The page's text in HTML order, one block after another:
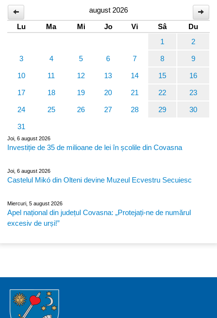
august 2026
Lu
Ma Mi Jo Vi Sâ
Du
1
2
3 4 5 6 7 8 9
10 11 12 13 14 15 16
17 18 19 20 21 22 23
24 25 26 27 28 29 30
31
Joi, 6 august 2026
Investiție de 35 de milioane de lei în școlile din Covasna
Joi, 6 august 2026
Castelul Mikó din Olteni devine Muzeul Ecvestru Secuiesc
Miercuri, 5 august 2026
Apel național din județul Covasna: „Protejați-ne de numărul
excesiv de urși!”